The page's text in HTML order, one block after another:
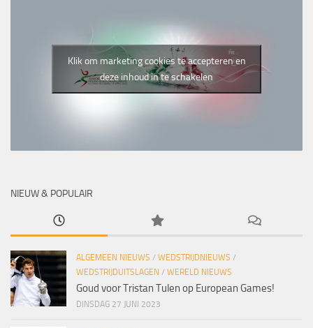
Klik om marketing cookies te accepteren en
deze inhoud in te schakelen
NIEUW & POPULAIR
ALGEMEEN NIEUWS / WEDSTRIJDNIEUWS /
WEDSTRIJDUITSLAGEN / WERELD NIEUWS
Goud voor Tristan Tulen op European Games!
DINSDAG 27 JUNI 2023